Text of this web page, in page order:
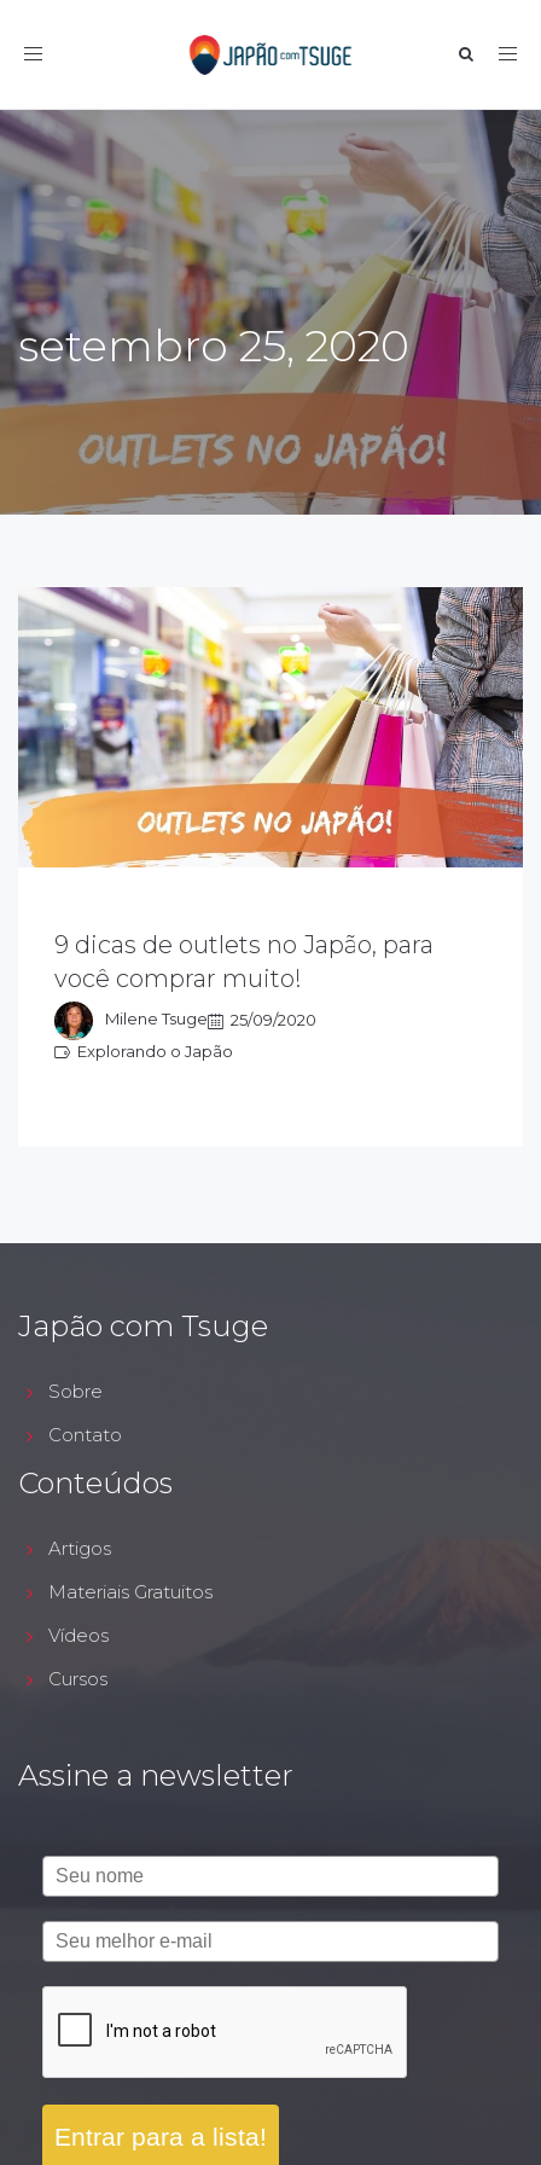
Toggle navigation
setembro 25, 2020
9 dicas de outlets no Japão, para
você comprar muito!
Milene Tsuge
25/09/2020
Explorando o Japão
quem nunca viajou para o Japão, se
sempre na virada das estações, há
promoções e os outlets de grifes, dão
de até 80%.
Japão com Tsuge
Sobre
Contato
Conteúdos
Artigos
Materiais Gratuitos
Vídeos
Cursos
Assine a newsletter
Entrar para a lista!